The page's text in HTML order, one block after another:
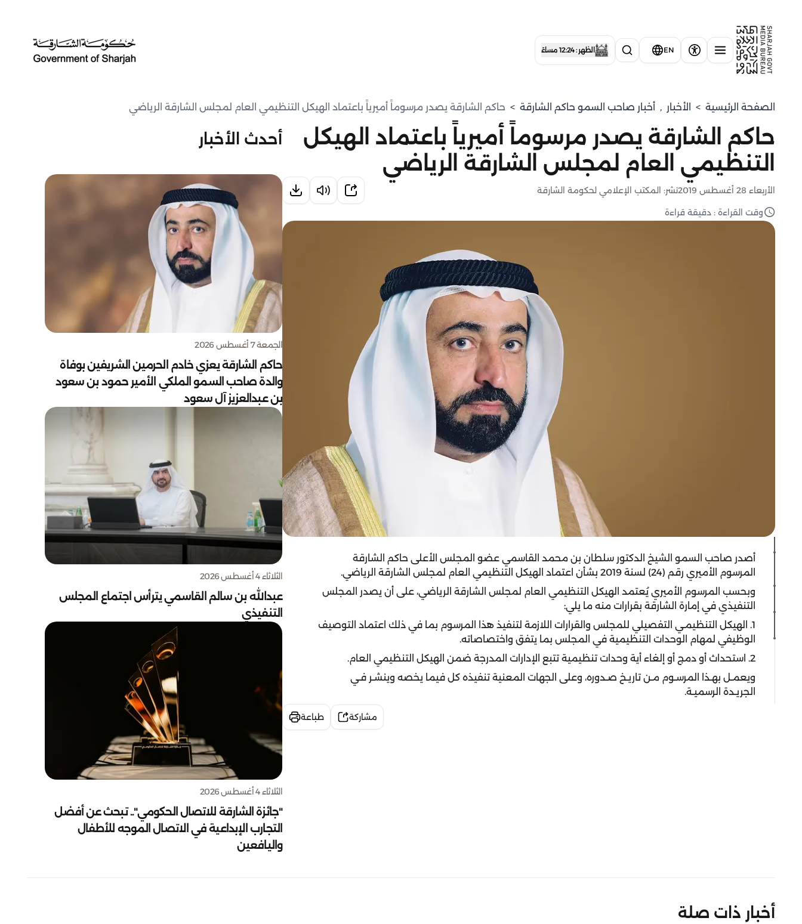
EN الظهر : 12:24 مساءً
الصفحة الرئيسية > الأخبار , أخبار صاحب السمو حاكم الشارقة > حاكم الشارقة يصدر مرسوماً أميرياً باعتماد الهيكل التنظيمي العام لمجلس الشارقة الرياضي
حاكم الشارقة يصدر مرسوماً أميرياً باعتماد الهيكل
التنظيمي العام لمجلس الشارقة الرياضي
الأربعاء 28 أغسطس 2019 نشر: المكتب الإعلامي لحكومة الشارقة
وقت القراءة : دقيقة قراءة
أصدر صاحب السمو الشيخ الدكتور سلطان بن محمد القاسمي عضو المجلس الأعلى حاكم الشارقة
المرسوم الأميري رقم (24) لسنة 2019 بشأن اعتماد الهيكل التنظيمي العام لمجلس الشارقة الرياضي.
وبحسب المرسوم الأميري يُعتمد الهيكل التنظيمي العام لمجلس الشارقة الرياضي، على أن يصدر المجلس
التنفيذي في إمارة الشارقة بقرارات منه ما يلي:
1. الهيكل التنظيمـي التفصيلي للمجلس والقرارات اللازمة لتنفيذ هذا المرسوم بما في ذلك اعتماد التوصيف
الوظيفي لمهام الوحدات التنظيمية في المجلس بما يتفق واختصاصاته.
2. استحداث أو دمج أو إلغاء أية وحدات تنظيمية تتبع الإدارات المدرجة ضمن الهيكل التنظيمي العام.
ويعمـل بهـذا المرسـوم مـن تاريـخ صـدوره، وعلى الجهات المعنية تنفيذه كل فيما يخصه وينشـر فـي
الجريـدة الرسميـة.
مشاركة طباعة
أحدث الأخبار
الجمعة 7 أغسطس 2026
حاكم الشارقة يعزي خادم الحرمين الشريفين بوفاة
والدة صاحب السمو الملكي الأمير حمود بن سعود
بن عبدالعزيز آل سعود
الثلاثاء 4 أغسطس 2026
عبدالله بن سالم القاسمي يترأس اجتماع المجلس
التنفيذي
الثلاثاء 4 أغسطس 2026
"جائزة الشارقة للاتصال الحكومي".. تبحث عن أفضل
التجارب الإبداعية في الاتصال الموجه للأطفال
واليافعين
أخبار ذات صلة